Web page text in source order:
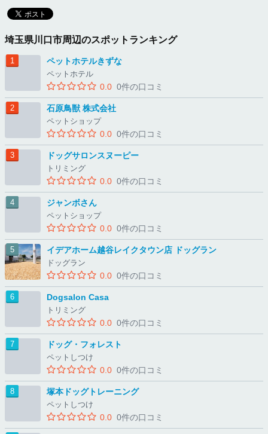
埼玉県川口市周辺のスポットランキング
ペットホテルきずな
ペットホテル
0.0 0件の口コミ
石原鳥獣 株式会社
ペットショップ
0.0 0件の口コミ
ドッグサロンスヌーピー
トリミング
0.0 0件の口コミ
ジャンボさん
ペットショップ
0.0 0件の口コミ
イデアホーム越谷レイクタウン店 ドッグラン
ドッグラン
0.0 0件の口コミ
Dogsalon Casa
トリミング
0.0 0件の口コミ
ドッグ・フォレスト
ペットしつけ
0.0 0件の口コミ
塚本ドッグトレーニング
ペットしつけ
0.0 0件の口コミ